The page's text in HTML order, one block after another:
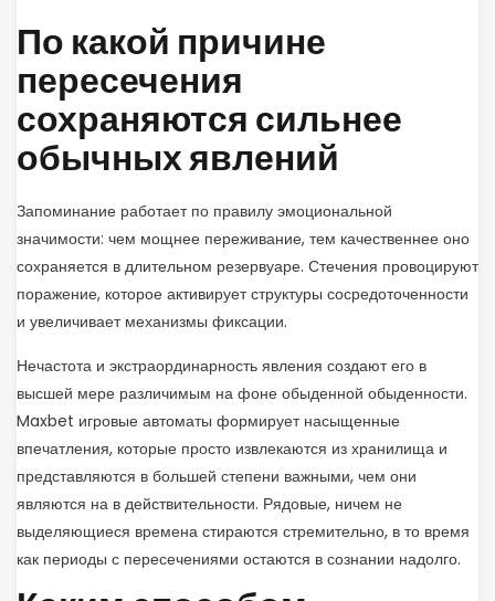
По какой причине
пересечения
сохраняются сильнее
обычных явлений
Запоминание работает по правилу эмоциональной
значимости: чем мощнее переживание, тем качественнее оно
сохраняется в длительном резервуаре. Стечения провоцируют
поражение, которое активирует структуры сосредоточенности
и увеличивает механизмы фиксации.
Нечастота и экстраординарность явления создают его в
высшей мере различимым на фоне обыденной обыденности.
Maxbet игровые автоматы формирует насыщенные
впечатления, которые просто извлекаются из хранилища и
представляются в большей степени важными, чем они
являются на в действительности. Рядовые, ничем не
выделяющиеся времена стираются стремительно, в то время
как периоды с пересечениями остаются в сознании надолго.